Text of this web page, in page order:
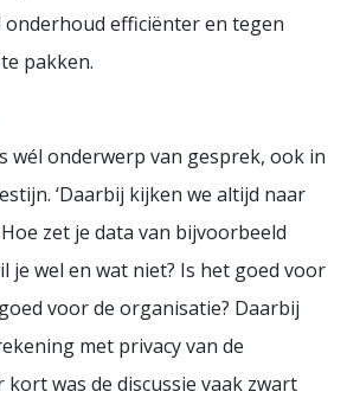
efficiënter en tegen
pakken.
wél onderwerp van gesprek, ook in
‘Daarbij kijken we altijd naar
zet je data van bijvoorbeeld
je wel en wat niet? Is het goed voor
voor de organisatie? Daarbij
met privacy van de
was de discussie vaak zwart